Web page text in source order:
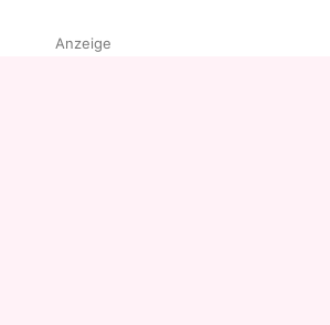
Anzeige